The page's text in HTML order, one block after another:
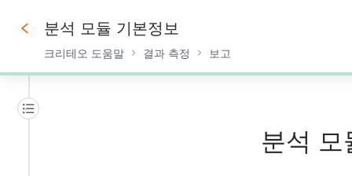
0%
분석 모듈 기본정보
크리테오 도움말 결과 측정 보고
분석 모